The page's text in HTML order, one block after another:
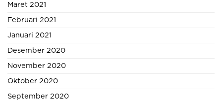
Maret 2021
Februari 2021
Januari 2021
Desember 2020
November 2020
Oktober 2020
September 2020